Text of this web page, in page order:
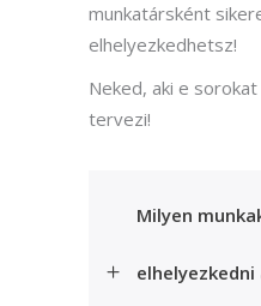
munkatársként
elhelyezkedhetsz!
Neked, aki e
tervezi!
Milyen